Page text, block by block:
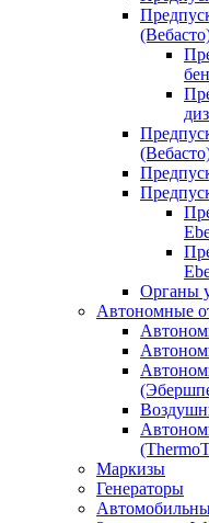
Органы
Автономные
Маркизы
Генераторы